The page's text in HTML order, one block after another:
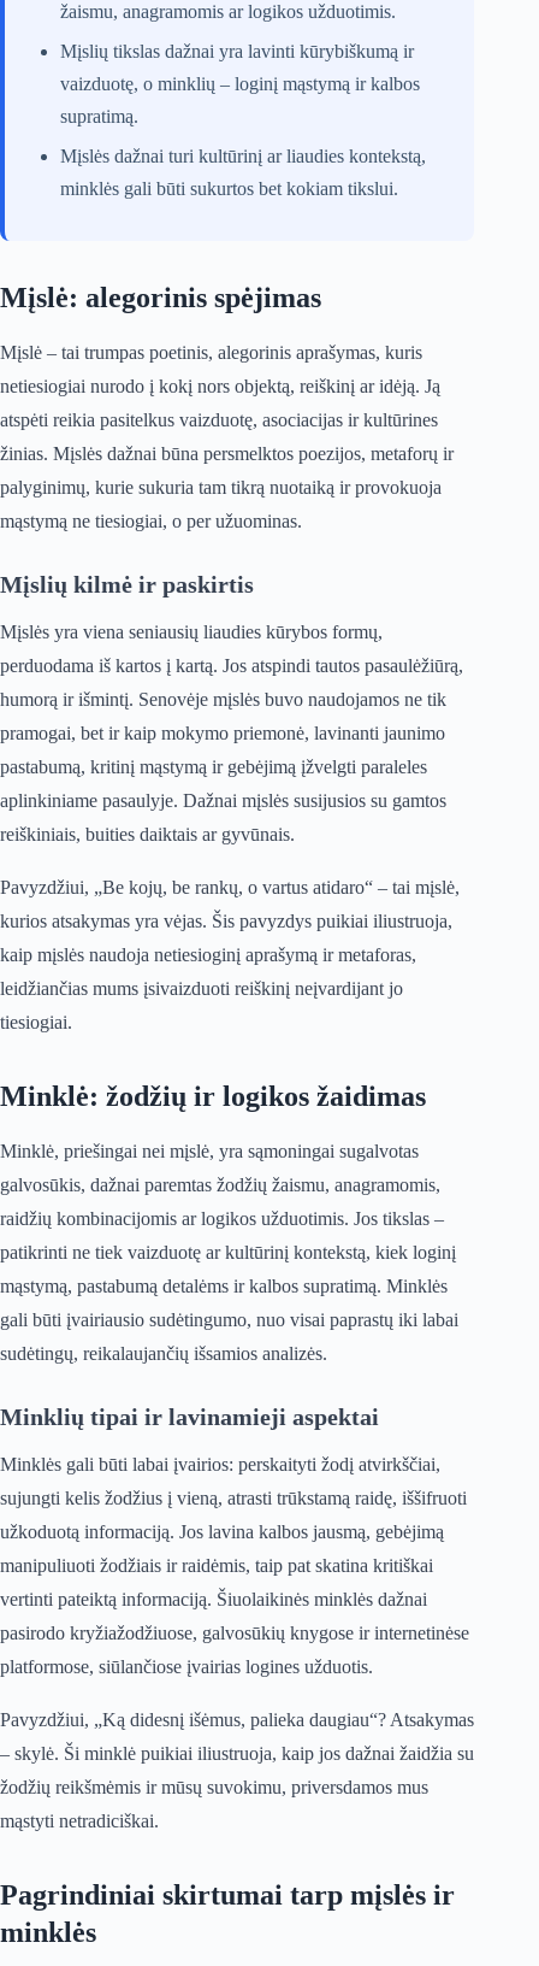
žaismu, anagramomis ar logikos užduotimis.
Mįslių tikslas dažnai yra lavinti kūrybiškumą ir
vaizduotę, o minklių – loginį mąstymą ir kalbos
supratimą.
Mįslės dažnai turi kultūrinį ar liaudies kontekstą,
minklės gali būti sukurtos bet kokiam tikslui.
Mįslė: alegorinis spėjimas
Mįslė – tai trumpas poetinis, alegorinis aprašymas, kuris
netiesiogiai nurodo į kokį nors objektą, reiškinį ar idėją. Ją
atspėti reikia pasitelkus vaizduotę, asociacijas ir kultūrines
žinias. Mįslės dažnai būna persmelktos poezijos, metaforų ir
palyginimų, kurie sukuria tam tikrą nuotaiką ir provokuoja
mąstymą ne tiesiogiai, o per užuominas.
Mįslių kilmė ir paskirtis
Mįslės yra viena seniausių liaudies kūrybos formų,
perduodama iš kartos į kartą. Jos atspindi tautos pasaulėžiūrą,
humorą ir išmintį. Senovėje mįslės buvo naudojamos ne tik
pramogai, bet ir kaip mokymo priemonė, lavinanti jaunimo
pastabumą, kritinį mąstymą ir gebėjimą įžvelgti paraleles
aplinkiniame pasaulyje. Dažnai mįslės susijusios su gamtos
reiškiniais, buities daiktais ar gyvūnais.
Pavyzdžiui, „Be kojų, be rankų, o vartus atidaro“ – tai mįslė,
kurios atsakymas yra vėjas. Šis pavyzdys puikiai iliustruoja,
kaip mįslės naudoja netiesioginį aprašymą ir metaforas,
leidžiančias mums įsivaizduoti reiškinį neįvardijant jo
tiesiogiai.
Minklė: žodžių ir logikos žaidimas
Minklė, priešingai nei mįslė, yra sąmoningai sugalvotas
galvosūkis, dažnai paremtas žodžių žaismu, anagramomis,
raidžių kombinacijomis ar logikos užduotimis. Jos tikslas –
patikrinti ne tiek vaizduotę ar kultūrinį kontekstą, kiek loginį
mąstymą, pastabumą detalėms ir kalbos supratimą. Minklės
gali būti įvairiausio sudėtingumo, nuo visai paprastų iki labai
sudėtingų, reikalaujančių išsamios analizės.
Minklių tipai ir lavinamieji aspektai
Minklės gali būti labai įvairios: perskaityti žodį atvirkščiai,
sujungti kelis žodžius į vieną, atrasti trūkstamą raidę, iššifruoti
užkoduotą informaciją. Jos lavina kalbos jausmą, gebėjimą
manipuliuoti žodžiais ir raidėmis, taip pat skatina kritiškai
vertinti pateiktą informaciją. Šiuolaikinės minklės dažnai
pasirodo kryžiažodžiuose, galvosūkių knygose ir internetinėse
platformose, siūlančiose įvairias logines užduotis.
Pavyzdžiui, „Ką didesnį išėmus, palieka daugiau“? Atsakymas
– skylė. Ši minklė puikiai iliustruoja, kaip jos dažnai žaidžia su
žodžių reikšmėmis ir mūsų suvokimu, priversdamos mus
mąstyti netradiciškai.
Pagrindiniai skirtumai tarp mįslės ir
minklės